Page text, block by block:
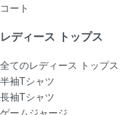
コート
レディース トップス
全てのレディース トップス
半袖Tシャツ
長袖Tシャツ
ゲームジャージ